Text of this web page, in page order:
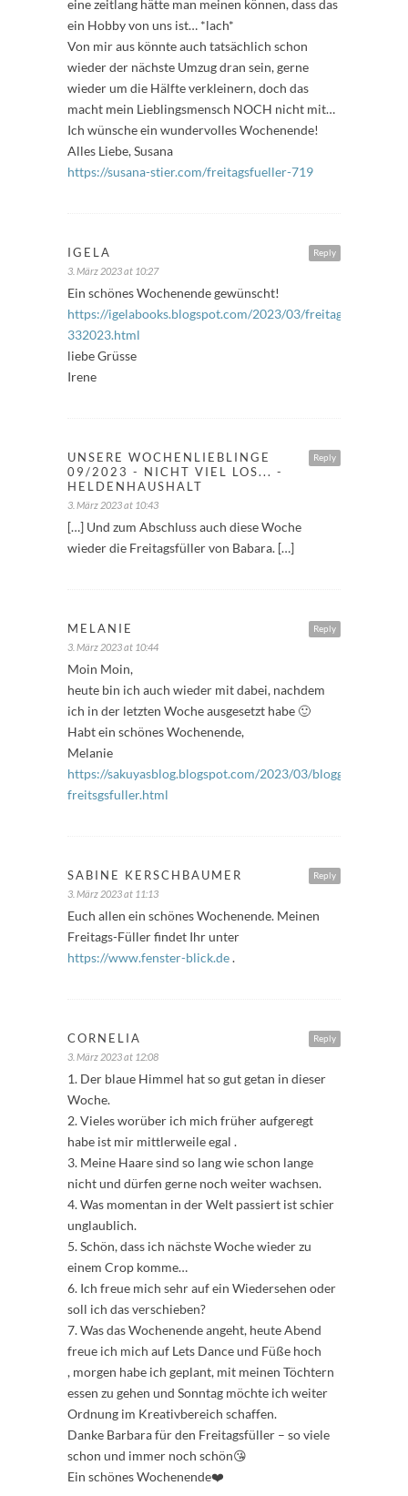
eine zeitlang hätte man meinen können, dass das
ein Hobby von uns ist… *lach*
Von mir aus könnte auch tatsächlich schon
wieder der nächste Umzug dran sein, gerne
wieder um die Hälfte verkleinern, doch das
macht mein Lieblingsmensch NOCH nicht mit…
Ich wünsche ein wundervolles Wochenende!
Alles Liebe, Susana
https://susana-stier.com/freitagsfueller-719
Reply
IGELA
3. März 2023 at 10:27
Ein schönes Wochenende gewünscht!
https://igelabooks.blogspot.com/2023/03/freitagsfuller-
332023.html
liebe Grüsse
Irene
Reply
UNSERE WOCHENLIEBLINGE
09/2023 - NICHT VIEL LOS... -
HELDENHAUSHALT
3. März 2023 at 10:43
[…] Und zum Abschluss auch diese Woche
wieder die Freitagsfüller von Babara. […]
Reply
MELANIE
3. März 2023 at 10:44
Moin Moin,
heute bin ich auch wieder mit dabei, nachdem
ich in der letzten Woche ausgesetzt habe 🙂
Habt ein schönes Wochenende,
Melanie
https://sakuyasblog.blogspot.com/2023/03/bloggeraktion-
freitsgsfuller.html
Reply
SABINE KERSCHBAUMER
3. März 2023 at 11:13
Euch allen ein schönes Wochenende. Meinen
Freitags-Füller findet Ihr unter
https://www.fenster-blick.de.
Reply
CORNELIA
3. März 2023 at 12:08
1. Der blaue Himmel hat so gut getan in dieser
Woche.
2. Vieles worüber ich mich früher aufgeregt
habe ist mir mittlerweile egal .
3. Meine Haare sind so lang wie schon lange
nicht und dürfen gerne noch weiter wachsen.
4. Was momentan in der Welt passiert ist schier
unglaublich.
5. Schön, dass ich nächste Woche wieder zu
einem Crop komme…
6. Ich freue mich sehr auf ein Wiedersehen oder
soll ich das verschieben?
7. Was das Wochenende angeht, heute Abend
freue ich mich auf Lets Dance und Füße hoch
, morgen habe ich geplant, mit meinen Töchtern
essen zu gehen und Sonntag möchte ich weiter
Ordnung im Kreativbereich schaffen.
Danke Barbara für den Freitagsfüller – so viele
schon und immer noch schön😘
Ein schönes Wochenende❤️